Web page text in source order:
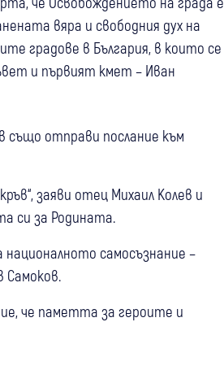
вяра и свободния дух на
градове в България, в които се
и първият кмет – Иван
също отправи послание към
заяви отец Михаил Колев и
си за Родината.
самосъзнание –
Самоков.
че паметта за героите и